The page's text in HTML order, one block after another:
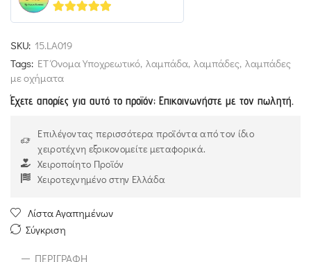
5out of 5
SKU: 15.LA019
Tags: ΕΤ Όνομα Υποχρεωτικό, λαμπάδα, λαμπάδες, λαμπάδες
με οχήματα
Έχετε απορίες για αυτό το προϊόν; Επικοινωνήστε με τον πωλητή.
Επιλέγοντας περισσότερα προϊόντα από τον ίδιο
χειροτέχνη εξοικονομείτε μεταφορικά.
Χειροποίητο Προϊόν
Χειροτεχνημένο στην Ελλάδα
Λίστα Αγαπημένων
Σύγκριση
ΠΕΡΙΓΡΑΦΉ